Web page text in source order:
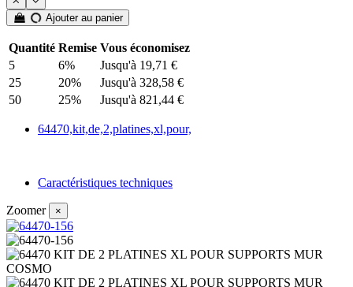
mat
Ajouter au panier
Quantité Remise Vous économisez
5
6%
Jusqu'à 19,71 €
25
20%
Jusqu'à 328,58 €
50
25% Jusqu'à 821,44 €
64470,kit,de,2,platines,xl,pour,
Caractéristiques techniques
Zoomer ×